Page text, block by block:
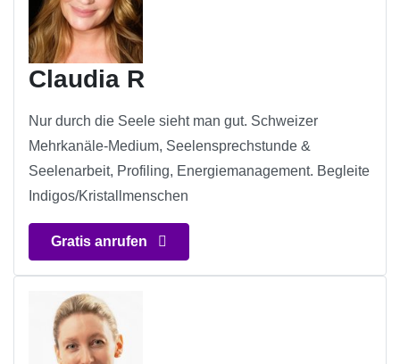
Claudia R
Nur durch die Seele sieht man gut. Schweizer
Mehrkanäle-Medium, Seelensprechstunde &
Seelenarbeit, Profiling, Energiemanagement. Begleite
Indigos/Kristallmenschen
Gratis anrufen